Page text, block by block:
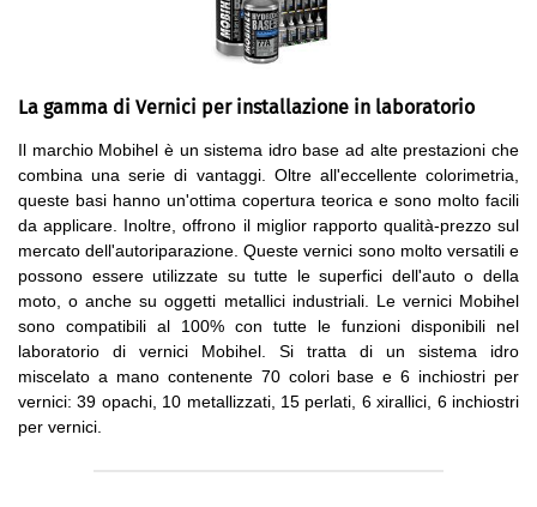
La gamma di Vernici per installazione in laboratorio
Il marchio Mobihel è un sistema idro base ad alte prestazioni che
combina una serie di vantaggi. Oltre all'eccellente colorimetria,
queste basi hanno un'ottima copertura teorica e sono molto facili
da applicare. Inoltre, offrono il miglior rapporto qualità-prezzo sul
mercato dell'autoriparazione. Queste vernici sono molto versatili e
possono essere utilizzate su tutte le superfici dell'auto o della
moto, o anche su oggetti metallici industriali. Le vernici Mobihel
sono compatibili al 100% con tutte le funzioni disponibili nel
laboratorio di vernici Mobihel. Si tratta di un sistema idro
miscelato a mano contenente 70 colori base e 6 inchiostri per
vernici: 39 opachi, 10 metallizzati, 15 perlati, 6 xirallici, 6 inchiostri
per vernici.